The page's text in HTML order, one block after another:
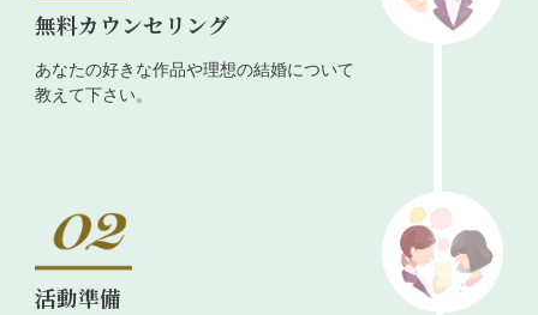
無料カウンセリング
あなたの好きな作品や理想の結婚について
教えて下さい。
活動準備